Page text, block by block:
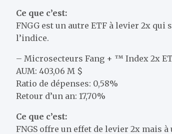
Ce que c’est:
FNGG est un autre ETF à levier 2x
l’indice.
– Microsecteurs Fang + ™ Index 2x
AUM: 403,06 M $
Ratio de dépenses: 0,58%
Retour d’un an: 17,70%
Ce que c’est:
FNGS offre un effet de levier 2x mais